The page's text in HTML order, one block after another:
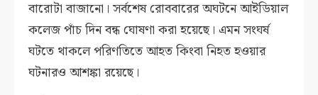
বারোটা বাজানো। সর্বশেষ রোববারের অঘটনে আইডিয়াল
কলেজ পাঁচ দিন বন্ধ ঘোষণা করা হয়েছে। এমন সংঘর্ষ
ঘটতে থাকলে পরিণতিতে আহত কিংবা নিহত হওয়ার
ঘটনারও আশঙ্কা রয়েছে।